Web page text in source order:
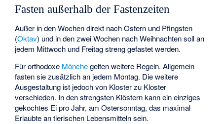
Fasten außerhalb der Fastenzeiten
Außer in den Wochen direkt nach Ostern und Pfingsten
(Oktav) und in den zwei Wochen nach Weihnachten soll an
jedem Mittwoch und Freitag streng gefastet werden.
Für orthodoxe Mönchegelten weitere Regeln. Allgemein
fasten sie zusätzlich an jedem Montag. Die weitere
Ausgestaltung ist jedoch von Kloster zu Kloster
verschieden. In den strengsten Klöstern kann ein einziges
gekochtes Ei pro Jahr, am Ostersonntag, das maximal
Erlaubte an tierischen Lebensmitteln sein.